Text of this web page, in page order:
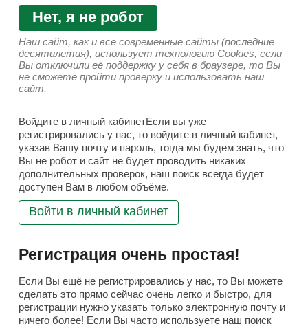
Нет, я не робот
Наш сайт, как и все современные сайты (последние
десятилетия), использует технологию Cookies, если
Вы отключили её поддержку у себя в браузере, то Вы
не сможете пройти проверку и использовать наш
сайт.
Войдите в личный кабинетЕсли вы уже
регистрировались у нас, то войдите в личный кабинет,
указав Вашу почту и пароль, тогда мы будем знать, что
Вы не робот и сайт не будет проводить никаких
дополнительных проверок, наш поиск всегда будет
доступен Вам в любом объёме.
Войти в личный кабинет
Регистрация очень простая!
Если Вы ещё не регистрировались у нас, то Вы можете
сделать это прямо сейчас очень легко и быстро, для
регистрации нужно указать только электронную почту и
ничего более! Если Вы часто используете наш поиск